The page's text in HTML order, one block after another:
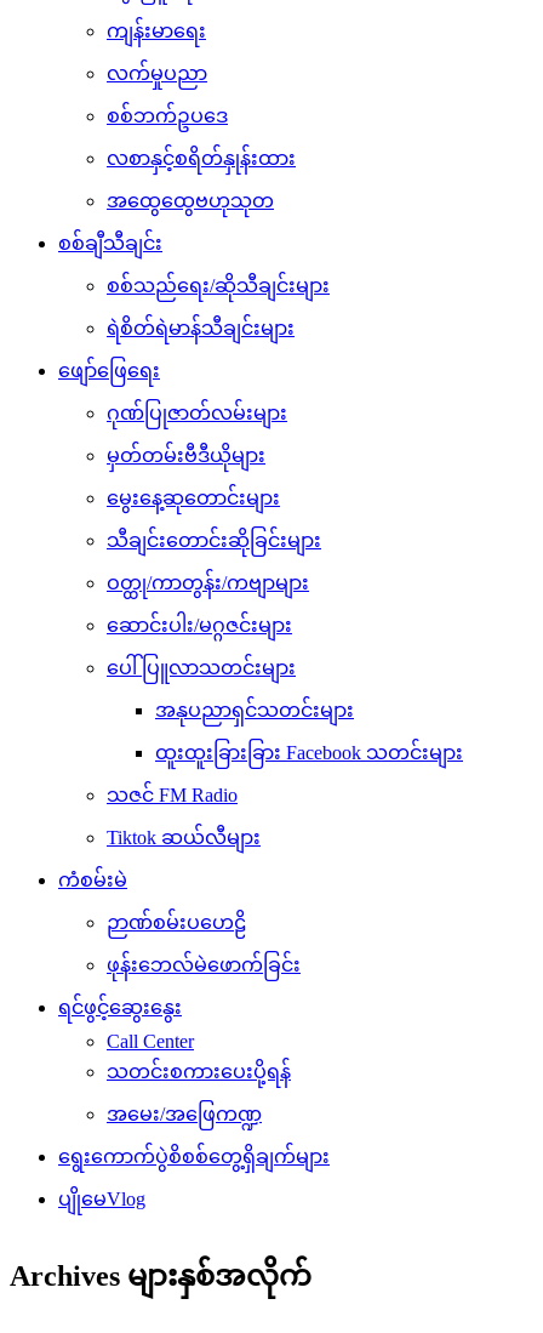
ကျန်းမာရေး
လက်မှုပညာ
စစ်ဘက်ဥပဒေ
လစာနှင့်စရိတ်နှုန်းထား
အထွေထွေဗဟုသုတ
စစ်ချီသီချင်း
စစ်သည်ရေး/ဆိုသီချင်းများ
ရဲစိတ်ရဲမာန်သီချင်းများ
ဖျော်ဖြေရေး
ဂုဏ်ပြုဇာတ်လမ်းများ
မှတ်တမ်းဗီဒီယိုများ
မွေးနေ့ဆုတောင်းများ
သီချင်းတောင်းဆိုခြင်းများ
ဝတ္ထု/ကာတွန်း/ကဗျာများ
ဆောင်းပါး/မဂ္ဂဇင်းများ
ပေါ်ပြူလာသတင်းများ
အနုပညာရှင်သတင်းများ
ထူးထူးခြားခြား Facebook သတင်းများ
သဇင် FM Radio
Tiktok ဆယ်လီများ
ကံစမ်းမဲ
ဉာဏ်စမ်းပဟေဠိ
ဖုန်းဘေလ်မဲဖောက်ခြင်း
ရင်ဖွင့်ဆွေးနွေး
Call Center
သတင်းစကားပေးပို့ရန်
အမေး/အဖြေကဏ္ဍ
ရွေးကောက်ပွဲစိစစ်တွေ့ရှိချက်များ
ပျိုမေVlog
Archives များနှစ်အလိုက်